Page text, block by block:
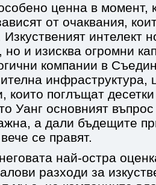
ценна в момент,
от очаквания,
интелект
и изисква огромни
компании в
инфраструктура,
които поглъщат
Уанг основният
а дали бъдещите
се правят.
най-остра
разходи за